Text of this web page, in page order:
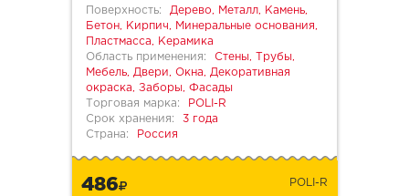
Поверхность:
Дерево, Металл, Камень,
Бетон, Кирпич, Минеральные основания,
Пластмасса, Керамика
Область применения:
Стены, Трубы,
Мебель, Двери, Окна, Декоративная
окраска, Заборы, Фасады
Торговая марка:
POLI-R
Срок хранения:
3 года
Страна:
Россия
486 POLI-R